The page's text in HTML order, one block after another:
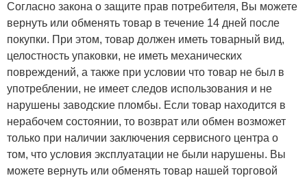
Согласно закона о защите прав потребителя, Вы можете
вернуть или обменять товар в течение 14 дней после
покупки. При этом, товар должен иметь товарный вид,
целостность упаковки, не иметь механических
повреждений, а также при условии что товар не был в
употреблении, не имеет следов использования и не
нарушены заводские пломбы. Если товар находится в
нерабочем состоянии, то возврат или обмен возможет
только при наличии заключения сервисного центра о
том, что условия эксплуатации не были нарушены. Вы
можете вернуть или обменять товар нашей торговой